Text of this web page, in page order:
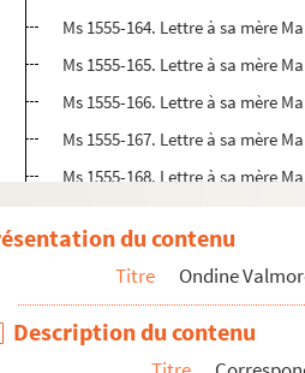
Ms 1555-164. Lettre à sa mère
Ms 1555-165. Lettre à sa mère
Ms 1555-166. Lettre à sa mère
Ms 1555-167. Lettre à sa mère
Ms 1555-168. Lettre à sa mère
Ms 1555-170. Lettre à sa mère
Ms 1555-171. Lettre à sa mère
Ms 1555-172. Lettre à sa mère
Ms 1555-173. Lettre à sa mère
du contenu
Titre Ondine
Description du contenu